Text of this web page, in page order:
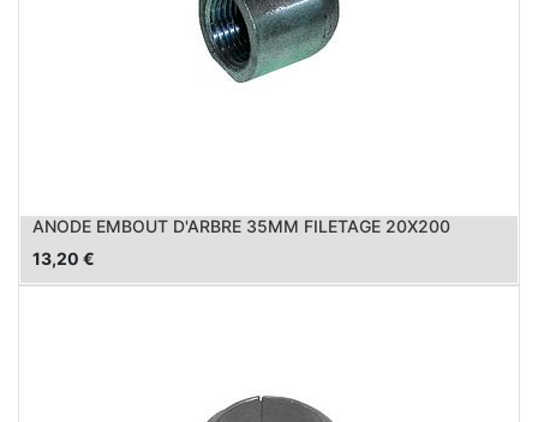
ANODE EMBOUT D'ARBRE 35MM FILETAGE 20X200
13,20 €